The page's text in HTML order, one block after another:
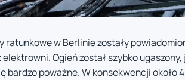
ratunkowe w Berlinie zostały
Ogień został szybko
bardzo poważne. W konsekwencji